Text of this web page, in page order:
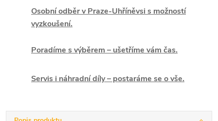
Osobní odběr v Praze-Uhříněvsi s možností
vyzkoušení.
Poradíme s výběrem – ušetříme vám čas.
Servis i náhradní díly – postaráme se o vše.